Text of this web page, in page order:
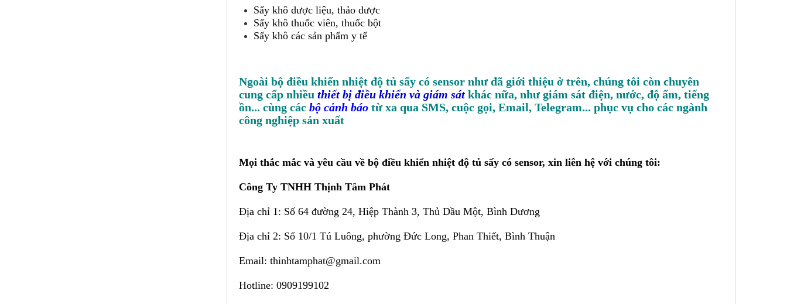
Sấy khô dược liệu, thảo dược
Sấy khô thuốc viên, thuốc bột
Sấy khô các sản phẩm y tế
Ngoài bộ điều khiển nhiệt độ tủ sấy có sensor như đã giới thiệu ở trên, chúng tôi còn chuyên
cung cấp nhiều thiết bị điều khiển và giám sát khác nữa, như giám sát điện, nước, độ ẩm, tiếng
ồn... cùng các bộ cảnh báo từ xa qua SMS, cuộc gọi, Email, Telegram... phục vụ cho các ngành
công nghiệp sản xuất
Mọi thắc mắc và yêu cầu về bộ điều khiển nhiệt độ tủ sấy có sensor, xin liên hệ với chúng tôi:
Công Ty TNHH Thịnh Tâm Phát
Địa chỉ 1: Số 64 đường 24, Hiệp Thành 3, Thủ Dầu Một, Bình Dương
Địa chỉ 2: Số 10/1 Tú Luông, phường Đức Long, Phan Thiết, Bình Thuận
Email: thinhtamphat@gmail.com
Hotline: 0909199102